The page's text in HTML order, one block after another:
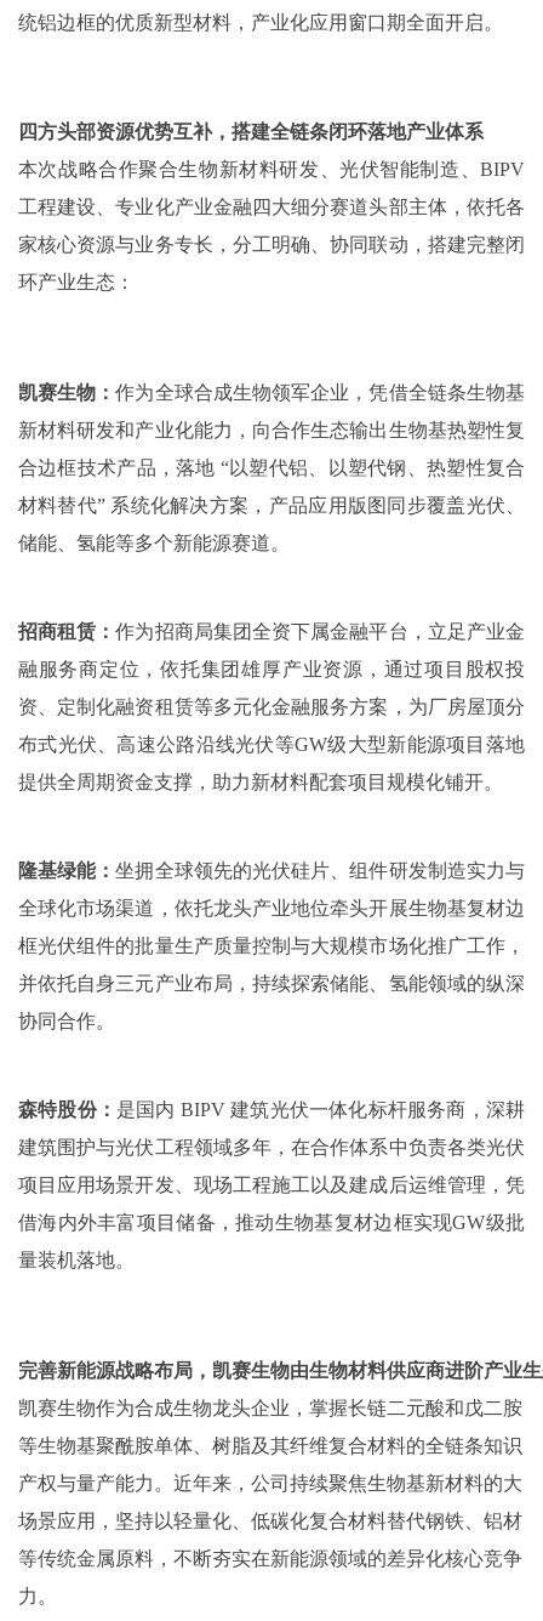
统铝边框的优质新型材料，产业化应用窗口期全面开启。
四方头部资源优势互补，搭建全链条闭环落地产业体系
本次战略合作聚合生物新材料研发、光伏智能制造、BIPV
工程建设、专业化产业金融四大细分赛道头部主体，依托各
家核心资源与业务专长，分工明确、协同联动，搭建完整闭
环产业生态：
凯赛生物：作为全球合成生物领军企业，凭借全链条生物基
新材料研发和产业化能力，向合作生态输出生物基热塑性复
合边框技术产品，落地 “以塑代铝、以塑代钢、热塑性复合
材料替代” 系统化解决方案，产品应用版图同步覆盖光伏、
储能、氢能等多个新能源赛道。
招商租赁：作为招商局集团全资下属金融平台，立足产业金
融服务商定位，依托集团雄厚产业资源，通过项目股权投
资、定制化融资租赁等多元化金融服务方案，为厂房屋顶分
布式光伏、高速公路沿线光伏等GW级大型新能源项目落地
提供全周期资金支撑，助力新材料配套项目规模化铺开。
隆基绿能：坐拥全球领先的光伏硅片、组件研发制造实力与
全球化市场渠道，依托龙头产业地位牵头开展生物基复材边
框光伏组件的批量生产质量控制与大规模市场化推广工作，
并依托自身三元产业布局，持续探索储能、氢能领域的纵深
协同合作。
森特股份： 是国内 BIPV 建筑光伏一体化标杆服务商，深耕
建筑围护与光伏工程领域多年，在合作体系中负责各类光伏
项目应用场景开发、现场工程施工以及建成后运维管理，凭
借海内外丰富项目储备，推动生物基复材边框实现GW级批
量装机落地。
完善新能源战略布局，凯赛生物由生物材料供应商进阶产业
凯赛生物作为合成生物龙头企业，掌握长链二元酸和戊二胺
等生物基聚酰胺单体、树脂及其纤维复合材料的全链条知识
产权与量产能力。近年来，公司持续聚焦生物基新材料的大
场景应用，坚持以轻量化、低碳化复合材料替代钢铁、铝材
等传统金属原料，不断夯实在新能源领域的差异化核心竞争
力。